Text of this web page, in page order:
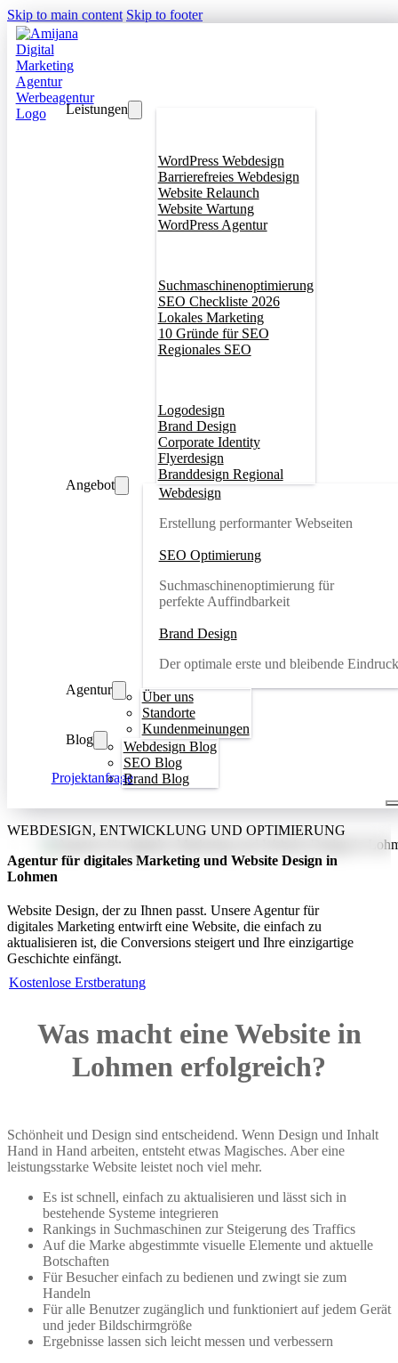
Skip to main content Skip to footer
Leistungen
WordPress Webdesign
Barrierefreies Webdesign
Website Relaunch
Website Wartung
WordPress Agentur
Suchmaschinenoptimierung
SEO Checkliste 2026
Lokales Marketing
10 Gründe für SEO
Regionales SEO
Logodesign
Brand Design
Corporate Identity
Flyerdesign
Branddesign Regional
Angebot
Webdesign
Erstellung performanter Webseiten
SEO Optimierung
Suchmaschinenoptimierung für
perfekte Auffindbarkeit
Brand Design
Der optimale erste und bleibende Eindruck
Agentur
Über uns
Standorte
Kundenmeinungen
Blog
Webdesign Blog
SEO Blog
Brand Blog
Projektanfrage
WEBDESIGN, ENTWICKLUNG UND OPTIMIERUNG
Agentur für digitales Marketing und Website Design in
Lohmen
Website Design, der zu Ihnen passt. Unsere Agentur für
digitales Marketing entwirft eine Website, die einfach zu
aktualisieren ist, die Conversions steigert und Ihre einzigartige
Geschichte einfängt.
Kostenlose Erstberatung
Was macht eine Website in
Lohmen erfolgreich?
Schönheit und Design sind entscheidend. Wenn Design und Inhalt
Hand in Hand arbeiten, entsteht etwas Magisches. Aber eine
leistungsstarke Website leistet noch viel mehr.
Es ist schnell, einfach zu aktualisieren und lässt sich in
bestehende Systeme integrieren
Rankings in Suchmaschinen zur Steigerung des Traffics
Auf die Marke abgestimmte visuelle Elemente und aktuelle
Botschaften
Für Besucher einfach zu bedienen und zwingt sie zum
Handeln
Für alle Benutzer zugänglich und funktioniert auf jedem Gerät
und jeder Bildschirmgröße
Ergebnisse lassen sich leicht messen und verbessern